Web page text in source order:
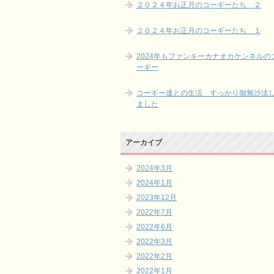
２０２４年お正月のコーギーたち ２
２０２４年お正月のコーギーたち １
2024年もファンキーカナオカケンネルの
ーギー
コーギー達との生活 すっかり御無沙汰
ました
アーカイブ
2024年3月
2024年1月
2023年12月
2022年7月
2022年6月
2022年3月
2022年2月
2022年1月